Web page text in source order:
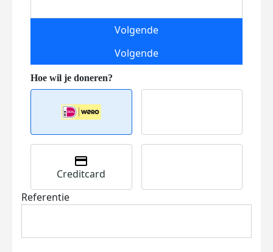
Volgende
Volgende
Creditcard
Referentie